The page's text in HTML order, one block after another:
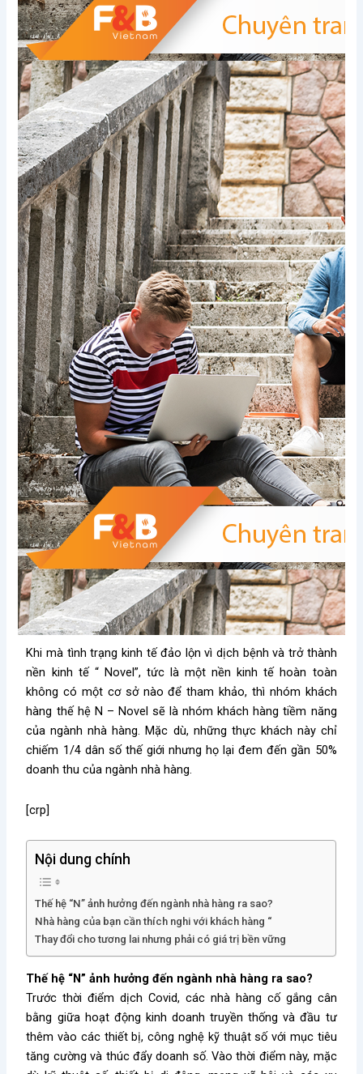
Khi mà tình trạng kinh tế đảo lộn vì dịch bệnh và trở thành
nền kinh tế “ Novel”, tức là một nền kinh tế hoàn toàn
không có một cơ sở nào để tham khảo, thì nhóm khách
hàng thế hệ N – Novel sẽ là nhóm khách hàng tiềm năng
của ngành nhà hàng. Mặc dù, những thực khách này chỉ
chiếm 1/4 dân số thế giới nhưng họ lại đem đến gần 50%
doanh thu của ngành nhà hàng.
[crp]
Nội dung chính
Thế hệ “N” ảnh hưởng đến ngành nhà hàng ra sao?
Nhà hàng của bạn cần thích nghi với khách hàng “
Thay đổi cho tương lai nhưng phải có giá trị bền vững
Thế hệ “N” ảnh hưởng đến ngành nhà hàng ra sao?
Trước thời điểm dịch Covid, các nhà hàng cố gắng cân
bằng giữa hoạt động kinh doanh truyền thống và đầu tư
thêm vào các thiết bị, công nghệ kỹ thuật số với mục tiêu
tăng cường và thúc đẩy doanh số. Vào thời điểm này, mặc